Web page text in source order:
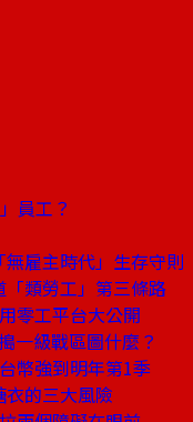
員工？
雇主時代」生存守則
類勞工」第三條路
零工平台大公開
級戰區圖什麼？
幣強到明年第1季
的三大風險